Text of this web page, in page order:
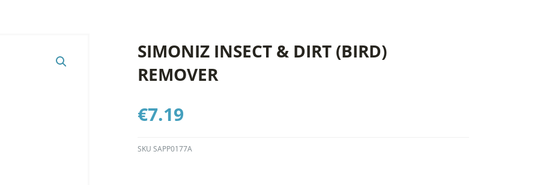
SIMONIZ INSECT & DIRT (BIRD)
REMOVER
€7.19
SKUSAPP0177A